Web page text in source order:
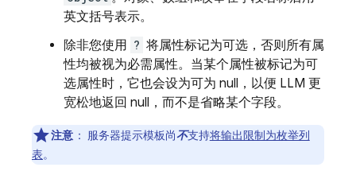
英文括号表示。
除非您使用 ? 将属性标记为可选，否则所有属
性均被视为必需属性。当某个属性被标记为可
选属性时，它也会设为可为 null，以便 LLM 更
宽松地返回 null，而不是省略某个字段。
注意 ： 服务器提示模板尚不支持将输出限制为枚举列
表。